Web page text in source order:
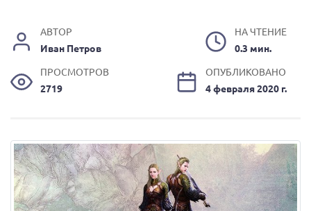
АВТОР
Иван Петров
НА ЧТЕНИЕ
0.3 мин.
ПРОСМОТРОВ
2719
ОПУБЛИКОВАНО
4 февраля 2020 г.